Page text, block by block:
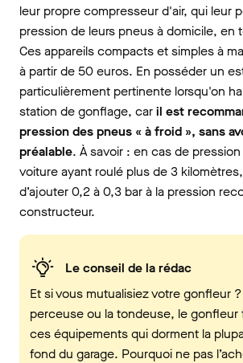
leur propre compresseur d'air, qui leur
pression de leurs pneus à domicile, en
Ces appareils compacts et simples à
à partir de 50 euros. En posséder un
particulièrement pertinente lorsqu'on
station de gonflage, caril est
pression des pneus « à froid », sans
préalable. À savoir : en cas de
voiture ayant roulé plus de 3
d’ajouter 0,2 à 0,3 bar à la pression
constructeur.
Le conseil de la rédac
Et si vous mutualisiez votre gonfleur
perceuse ou la tondeuse, le gonfleur
ces équipements qui dorment la
fond du garage. Pourquoi ne pas